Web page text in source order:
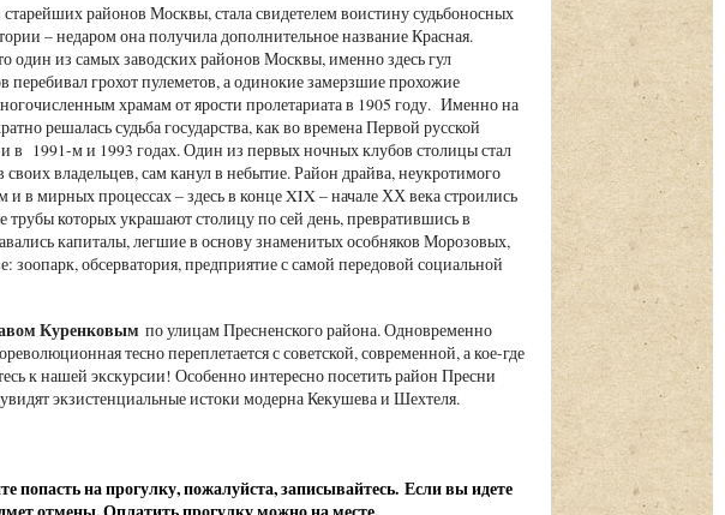
районов Москвы, стала свидетелем воистину судьбоносных
– недаром она получила дополнительное название Красная.
один из самых заводских районов Москвы, именно здесь гул
перебивал грохот пулеметов, а одинокие замерзшие прохожие
храмам от ярости пролетариата в 1905 году. Именно на
решалась судьба государства, как во времена Первой русской
в 1991-м и 1993 годах. Один из первых ночных клубов столицы стал
владельцев, сам канул в небытие. Район драйва, неукротимого
в мирных процессах – здесь в конце XIX – начале ХХ века строились
которых украшают столицу по сей день, превратившись в
капиталы, легшие в основу знаменитых особняков Морозовых,
обсерватория, предприятие с самой передовой социальной
Куренковым по улицам Пресненского района. Одновременно
тесно переплетается с советской, современной, а кое-где
к нашей экскурсии! Особенно интересно посетить район Пресни
экзистенциальные истоки модерна Кекушева и Шехтеля.
попасть на прогулку, пожалуйста, записывайтесь. Если вы идете